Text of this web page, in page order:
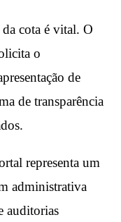
cota é vital. O
o
de
de transparência
representa um
administrativa
auditorias